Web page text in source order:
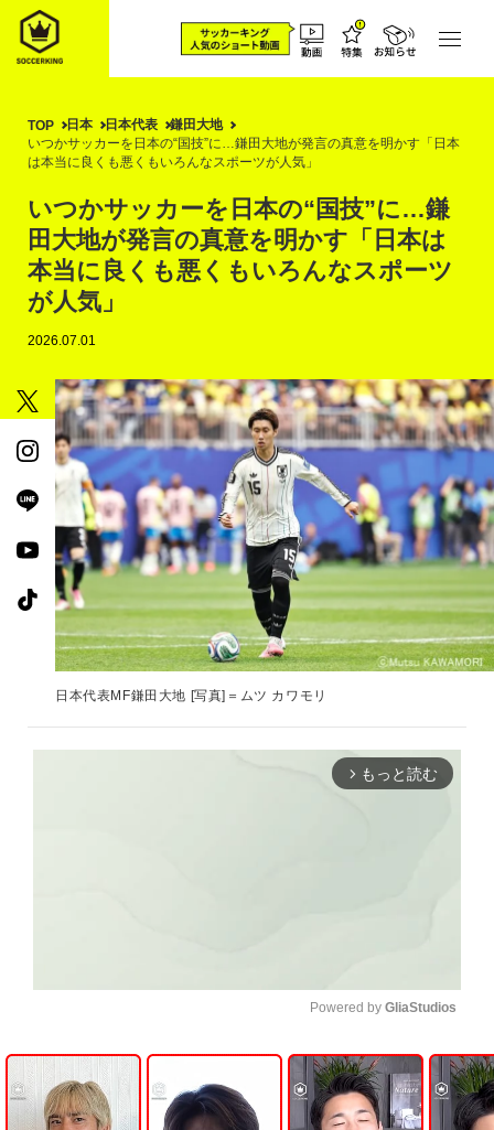
TOP 日本 日本代表
鎌田大地
いつかサッカーを日本の“国技”に…鎌田大地が発言の真意を明かす「日本
は本当に良くも悪くもいろんなスポーツが人気」
いつかサッカーを日本の“国技”に…鎌
田大地が発言の真意を明かす「日本は
本当に良くも悪くもいろんなスポーツ
が人気」
2026.07.01
日本代表MF鎌田大地 [写真]＝ムツ カワモリ
arrow_forward_ios もっと読む
U
n
m
u
Powered by GliaStudios